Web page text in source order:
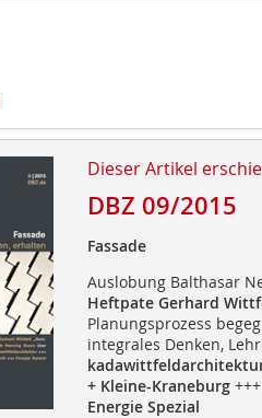
Dieser Artikel
DBZ 09/2015
Fassade
Auslobung Balthasar
Heftpate Gerhard
Planungsprozess
integrales Denken,
+ Kleine-Kraneburg +++
Energie Spezial